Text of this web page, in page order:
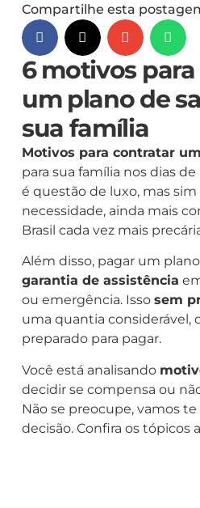
Compartilhe esta
6 motivos
um plano de
sua família
Motivos para contratar
para sua família nos dias
é questão de luxo, mas
necessidade, ainda mais
Brasil cada vez mais
Além disso, pagar um
garantia de assistência
ou emergência. Isso sem
uma quantia considerável,
preparado para pagar.
Você está analisando
decidir se compensa ou
Não se preocupe, vamos
decisão. Confira os tópicos